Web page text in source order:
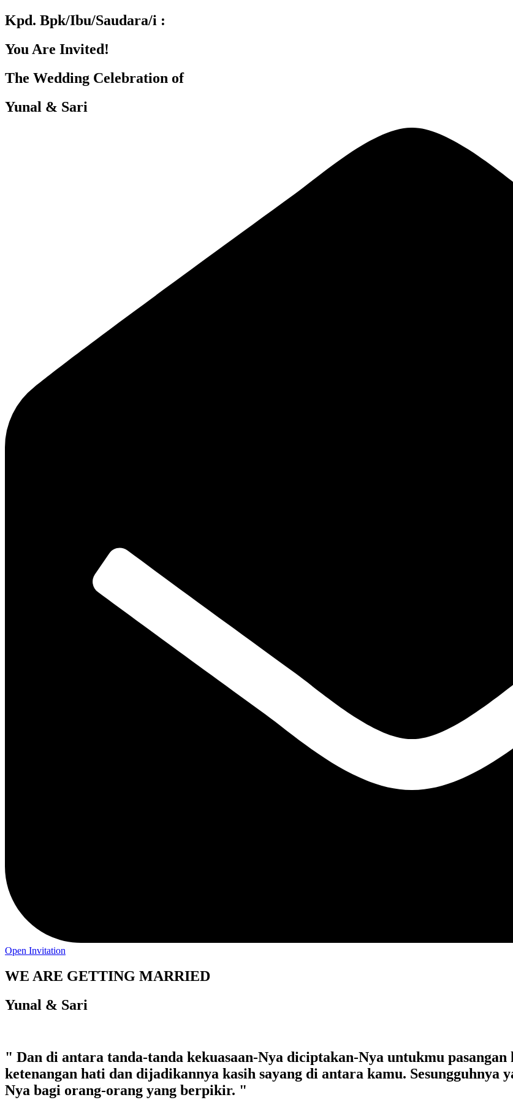
Kpd. Bpk/Ibu/Saudara/i :
You Are Invited!
The Wedding Celebration of
Yunal & Sari
Open Invitation
WE ARE GETTING MARRIED
Yunal & Sari
" Dan di antara tanda-tanda kekuasaan-Nya diciptakan-Nya untukmu
ketenangan hati dan dijadikannya kasih sayang di antara kamu. Sesungguhnya
Nya bagi orang-orang yang berpikir. "